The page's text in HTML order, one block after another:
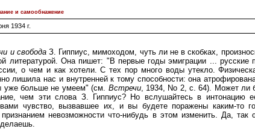
и самообнажение
1934 г.
и свободаЗ. Гиппиус, мимоходом, чуть ли не в скобках,
литературой. Она пишет: "В первые годы эмиграции ... русские
о чем и как хотели. С тех пор много воды утекло.
лишила нас и внутренней к тому способности: она
уже больше не умеем" (см. Встречи, 1934, No 2, с. 64). Может ли
чем эти слова З. Гиппиус? Но вслушайтесь в интонацию
чувство, вызвавшее их, и вы будете поражены каким-то
признанием невозможности что-нибудь в этом изменить. Да,